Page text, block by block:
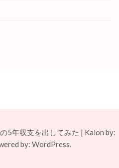
5年収支を出してみた | Kalon by:
by: WordPress.